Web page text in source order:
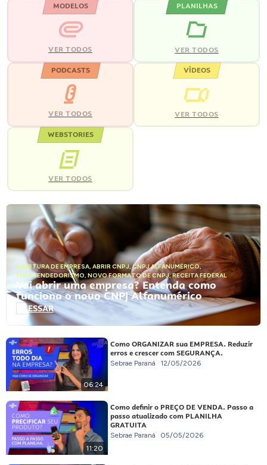
MODELOS
VER TODOS
PLANILHAS
VER TODOS
PODCASTS
VER TODOS
VÍDEOS
VER TODOS
WEBSTORIES
VER TODOS
ABERTURA DE EMPRESA, ABRIR CNPJ,CNPJ ALFANUMÉRICO,
EMPREENDEDORISMO, NOVO FORMATO DE CNPJ,RECEITA FEDERAL
Vai abrir uma empresa? Entenda como
funciona o novo CNPJ Alfanumérico
ACESSAR
06:24
Como ORGANIZAR sua EMPRESA. Reduzir
erros e crescer com SEGURANÇA.
Sebrae Paraná 12/05/2026
11:20
Como definir o PREÇO DE VENDA. Passo a
passo atualizado com PLANILHA
GRATUITA
Sebrae Paraná 05/05/2026